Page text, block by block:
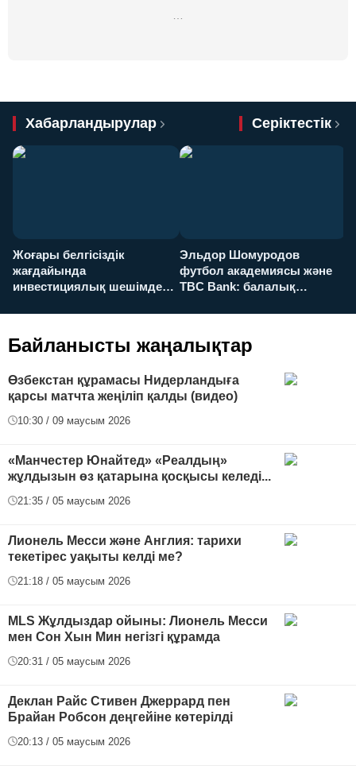
Хабарландырулар Серіктестік
Жоғары белгісіздік
жағдайында
инвестициялық шешімдер
Эльдор Шомуродов
футбол академиясы және
TBC Bank: балалық
Байланысты жаңалықтар
Өзбекстан құрамасы Нидерландыға
қарсы матчта жеңіліп қалды (видео)
10:30 / 09 маусым 2026
«Манчестер Юнайтед» «Реалдың»
жұлдызын өз қатарына қосқысы келеді...
21:35 / 05 маусым 2026
Лионель Месси және Англия: тарихи
текетірес уақыты келді ме?
21:18 / 05 маусым 2026
MLS Жұлдыздар ойыны: Лионель Месси
мен Сон Хын Мин негізгі құрамда
20:31 / 05 маусым 2026
Деклан Райс Стивен Джеррард пен
Брайан Робсон деңгейіне көтерілді
20:13 / 05 маусым 2026